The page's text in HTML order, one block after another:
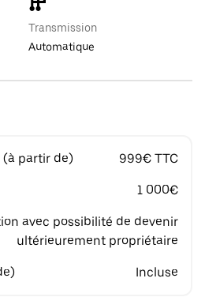
Transmission
Automatique
(à partir de) 999€ TTC
1 000€
avec possibilité de devenir
ultérieurement propriétaire
Incluse